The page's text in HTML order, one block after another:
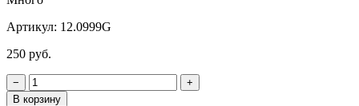
Артикул: 12.0999G
250 руб.
−
+
В корзину